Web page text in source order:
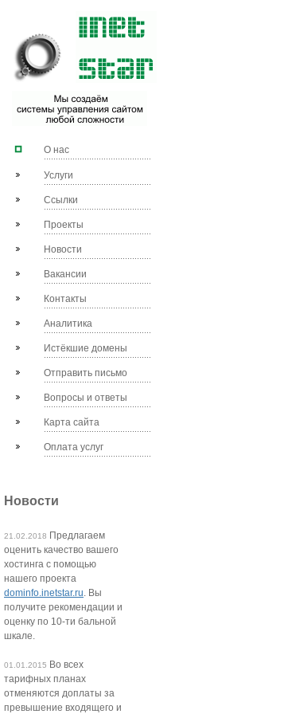
О нас
Услуги
Ссылки
Проекты
Новости
Вакансии
Контакты
Аналитика
Истёкшие домены
Отправить письмо
Вопросы и ответы
Карта сайта
Оплата услуг
Новости
21.02.2018 Предлагаем
оценить качество вашего
хостинга с помощью
нашего проекта
dominfo.inetstar.ru. Вы
получите рекомендации и
оценку по 10-ти бальной
шкале.
01.01.2015 Во всех
тарифных планах
отменяются доплаты за
превышение входящего и